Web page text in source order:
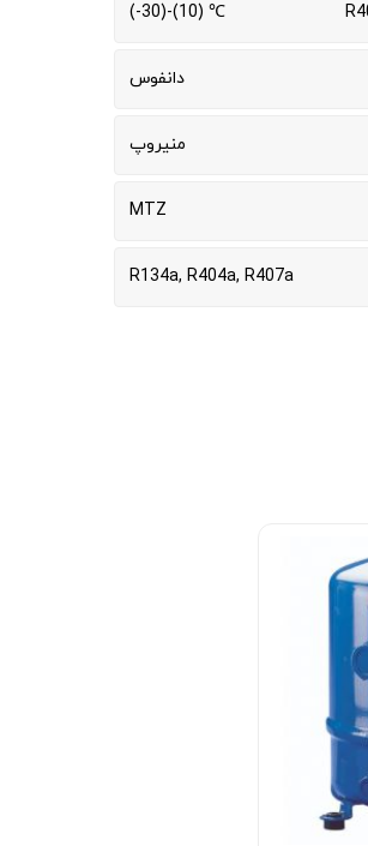
℃ (10)-(30-)
دانفوس
منیروپ
MTZ
R134a, R404a, R407a